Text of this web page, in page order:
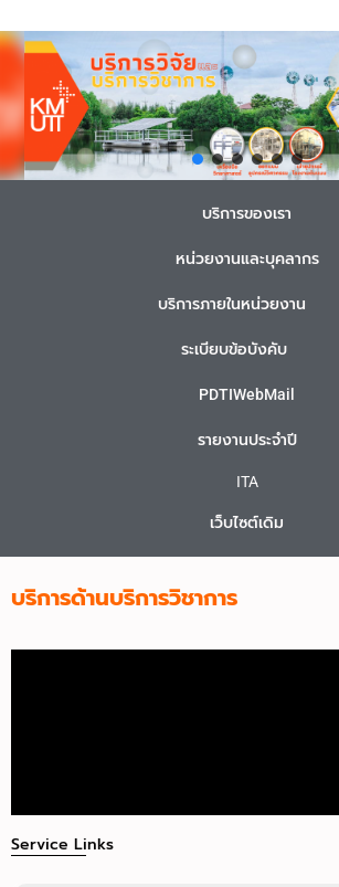
บริการของเรา
หน่วยงานและบุคลากร
บริการภายในหน่วยงาน
ระเบียบข้อบังคับ
PDTIWebMail
รายงานประจำปี
ITA
เว็บไซต์เดิม
บริการด้านบริการวิชาการ
Service Links